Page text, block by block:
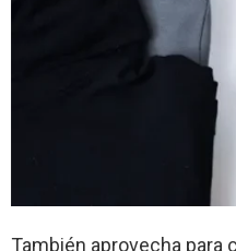
También aprovecha para